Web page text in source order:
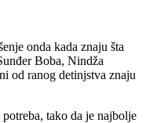
onda kada znaju šta
Boba, Nindža
od ranog detinjstva znaju
tako da je najbolje